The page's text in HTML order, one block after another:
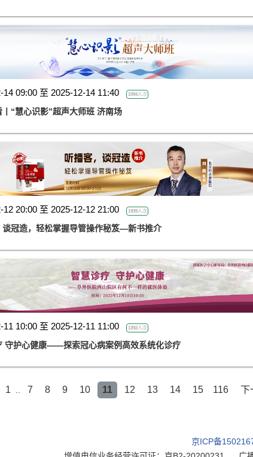
14 09:00 至 2025-12-14 11:40 1994人次
丨“慧心识影”超声大师班 济南场
12 20:00 至 2025-12-12 21:00 1939人次
谈冠造，轻松掌握导管操作秘笈—新书推介
11 10:00 至 2025-12-11 11:00 1392人次
守护心健康——探索冠心病案例高效系统化诊疗
1 7 8 9 10 11 12 13 14 15 116 下
京ICP备